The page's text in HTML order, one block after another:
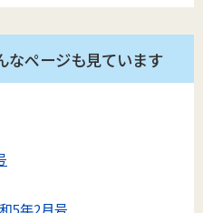
なページも見ています
5年2月号